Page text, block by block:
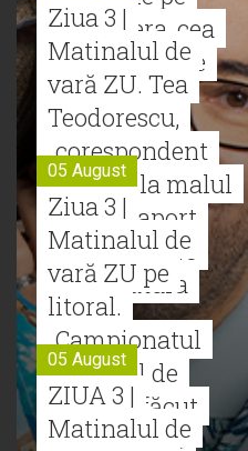
plaja Mera, cea
mai tare de pe
Terra!
Ziua 3 |
Matinalul de
vară ZU. Tea
Teodorescu,
„corespondent
special” la malul
mării. Raport
oficial despre
temperatura
apei
05 August
Ziua 3 |
Matinalul de
vară ZU pe
litoral.
„Campionatul
Național de
Table” a făcut
spectacol pe
05 August
ZIUA 3 |
Matinalul de